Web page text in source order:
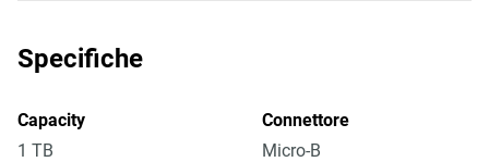
Specifiche
Capacity
1 TB
Connettore
Micro-B